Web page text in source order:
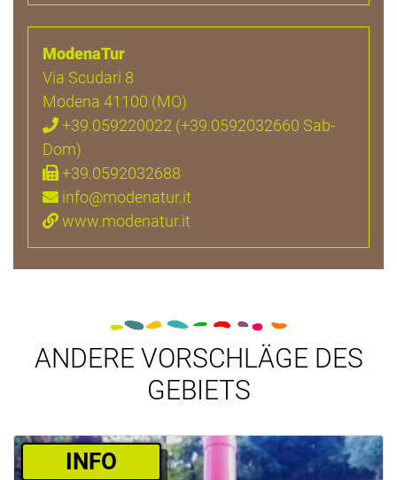
ModenaTur
Via Scudari 8
Modena 41100 (MO)
+39.059220022 (+39.0592032660 Sab-
Dom)
+39.0592032688
info@modenatur.it
www.modenatur.it
ANDERE VORSCHLÄGE DES
GEBIETS
­INFO